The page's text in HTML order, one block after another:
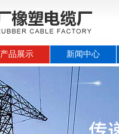
产品展示 新闻中心